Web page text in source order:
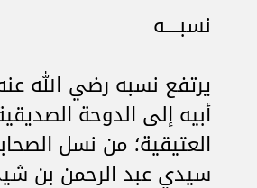
نسبــــه
يرتفع نسبه رضي الله
أبيه إلى الدوحة
العتيقية؛ من نسل
سيدي عبد الرحمن بن